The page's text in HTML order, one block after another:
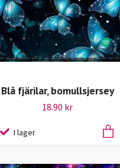
Blå fjärilar, bomullsjersey
18.90 kr
I lager